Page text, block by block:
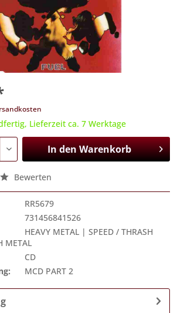
Lieferzeit ca. 7 Werktage
In denWarenkorb
Bewerten
RR5679
731456841526
HEAVY METAL | SPEED / THRASH
METAL
CD
MCD PART 2